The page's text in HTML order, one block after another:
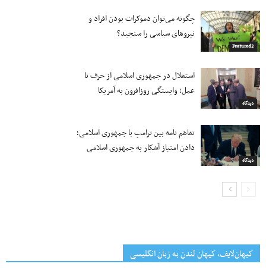
Featured2
چگونه می‌توان دموکرات بودن افراد و
نیروهای سیاسی را سنجید؟
دیدگاه
استقلال در جمهوری اسلامی از حرف تا
عمل؛ وابستگی روزافزون به آمریکا
دیدگاه
تفاهم نامه بین ترامپ با جمهوری اسلامی؛
دادن امتیاز آشکار به جمهوری اسلامی
کیهان‌لایف، کیهان لندن به زبان انگلیسی